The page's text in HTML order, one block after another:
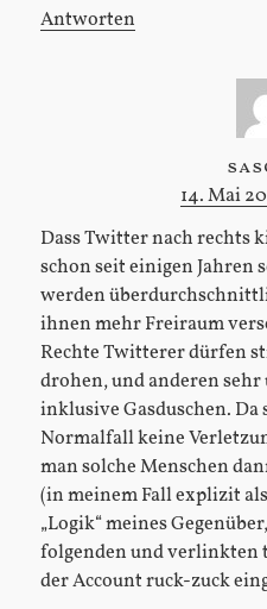
Antworten
14. Mai
Dass Twitter nach rechts
schon seit einigen Jahren
werden
ihnen mehr Freiraum
Rechte Twitterer dürfen
drohen, und anderen
inklusive Gasduschen.
Normalfall keine
man solche Menschen
(in meinem Fall explizit
„Logik“ meines
folgenden und verlinkten
der Account ruck-zuck